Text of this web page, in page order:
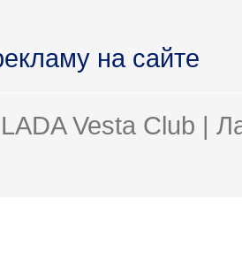
на сайте
Vesta Club |